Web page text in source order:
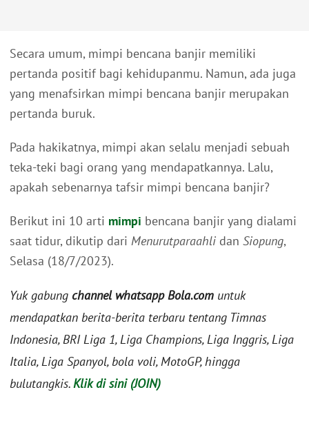
Secara umum, mimpi bencana banjir memiliki
pertanda positif bagi kehidupanmu. Namun, ada juga
yang menafsirkan mimpi bencana banjir merupakan
pertanda buruk.
Pada hakikatnya, mimpi akan selalu menjadi sebuah
teka-teki bagi orang yang mendapatkannya. Lalu,
apakah sebenarnya tafsir mimpi bencana banjir?
Berikut ini 10 arti mimpi bencana banjir yang dialami
saat tidur, dikutip dari Menurutparaahli dan Siopung,
Selasa (18/7/2023).
Yuk gabung channel whatsapp Bola.com untuk
mendapatkan berita-berita terbaru tentang Timnas
Indonesia, BRI Liga 1, Liga Champions, Liga Inggris, Liga
Italia, Liga Spanyol, bola voli, MotoGP, hingga
bulutangkis.Klik di sini (JOIN)